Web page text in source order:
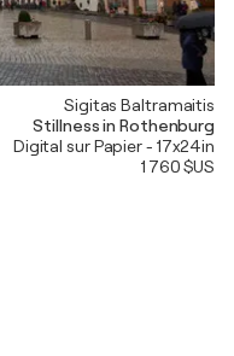
Sigitas Baltramaitis
Stillness in Rothenburg
Digital sur Papier - 17x24in
1 760 $US